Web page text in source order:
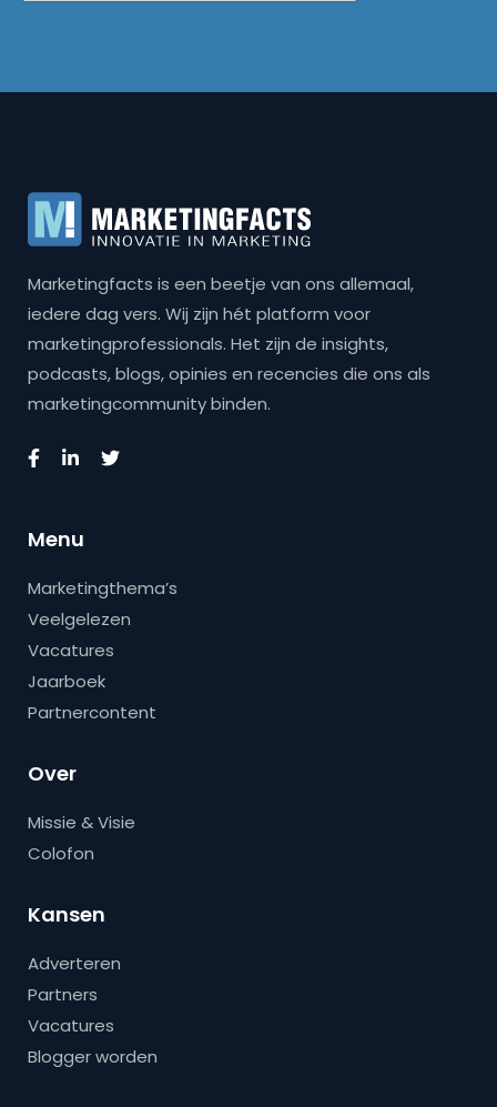
Marketingfacts is een beetje van ons allemaal,
iedere dag vers. Wij zijn hét platform voor
marketingprofessionals. Het zijn de insights,
podcasts, blogs, opinies en recencies die ons als
marketingcommunity binden.
Menu
Marketingthema’s
Veelgelezen
Vacatures
Jaarboek
Partnercontent
Over
Missie & Visie
Colofon
Kansen
Adverteren
Partners
Vacatures
Blogger worden